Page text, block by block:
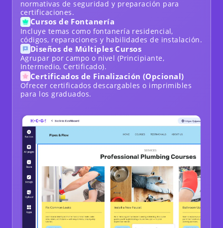
normativas de seguridad y preparación para
certificaciones.
Cursos de Fontanería
Incluye temas como fontanería residencial,
códigos, reparaciones y habilidades de instalación.
Diseños de Múltiples Cursos
Agrupar por campo o nivel (Principiante,
Intermedio, Certificado).
Certificados de Finalización (Opcional)
Ofrecer certificados descargables o imprimibles
para los graduados.